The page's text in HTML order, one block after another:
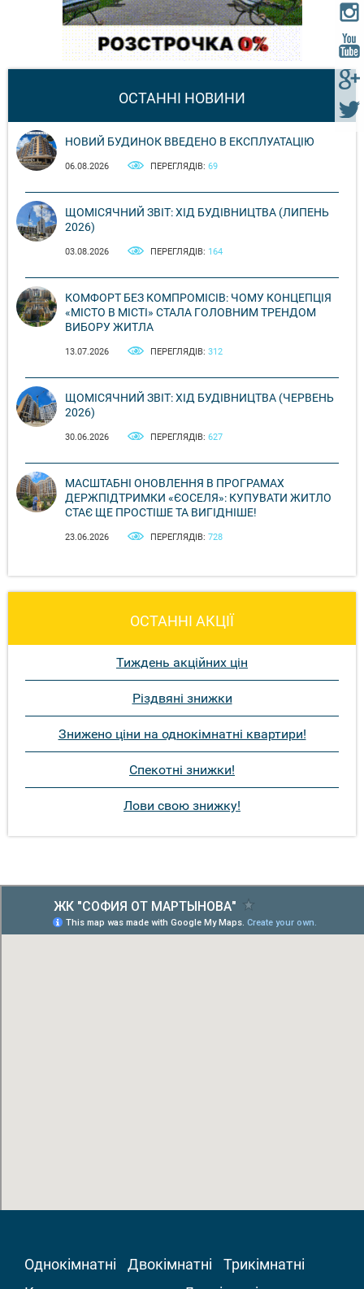
ОСТАННІ НОВИНИ
НОВИЙ БУДИНОК ВВЕДЕНО В ЕКСПЛУАТАЦІЮ
06.08.2026 ПЕРЕГЛЯДІВ: 69
ЩОМІСЯЧНИЙ ЗВІТ: ХІД БУДІВНИЦТВА (ЛИПЕНЬ
2026)
03.08.2026 ПЕРЕГЛЯДІВ: 164
КОМФОРТ БЕЗ КОМПРОМІСІВ: ЧОМУ КОНЦЕПЦІЯ
«МІСТО В МІСТІ» СТАЛА ГОЛОВНИМ ТРЕНДОМ
ВИБОРУ ЖИТЛА
13.07.2026 ПЕРЕГЛЯДІВ: 312
ЩОМІСЯЧНИЙ ЗВІТ: ХІД БУДІВНИЦТВА (ЧЕРВЕНЬ
2026)
30.06.2026 ПЕРЕГЛЯДІВ: 627
МАСШТАБНІ ОНОВЛЕННЯ В ПРОГРАМАХ
ДЕРЖПІДТРИМКИ «ЄОСЕЛЯ»: КУПУВАТИ ЖИТЛО
СТАЄ ЩЕ ПРОСТІШЕ ТА ВИГІДНІШЕ!
23.06.2026 ПЕРЕГЛЯДІВ: 728
ОСТАННІ АКЦІЇ
Тиждень акційних цін
Різдвяні знижки
Знижено ціни на однокімнатні квартири!
Спекотні знижки!
Лови свою знижку!
Однокімнатні Двокімнатні
Трикімнатні